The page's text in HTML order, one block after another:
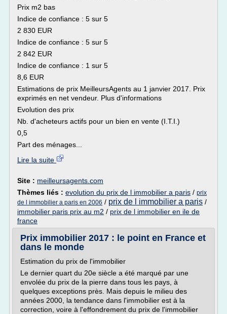
Prix m2 bas
Indice de confiance : 5 sur 5
2 830 EUR
Indice de confiance : 5 sur 5
2 842 EUR
Indice de confiance : 1 sur 5
8,6 EUR
Estimations de prix MeilleursAgents au 1 janvier 2017. Prix
exprimés en net vendeur. Plus d'informations
Evolution des prix
Nb. d'acheteurs actifs pour un bien en vente (I.T.I.)
0,5
Part des ménages...
Lire la suite
Site : meilleursagents.com
Thèmes liés : evolution du prix de l immobilier a paris / prix
de l immobilier a paris en 2006 / prix de l immobilier a paris /
immobilier paris prix au m2 / prix de l immobilier en ile de
france
Prix immobilier 2017 : le point en France et
dans le monde
Estimation du prix de l'immobilier
Le dernier quart du 20e siècle a été marqué par une
envolée du prix de la pierre dans tous les pays, à
quelques exceptions près. Mais depuis le milieu des
années 2000, la tendance dans l'immobilier est à la
correction, voire à l'effondrement du prix de l'immobilier